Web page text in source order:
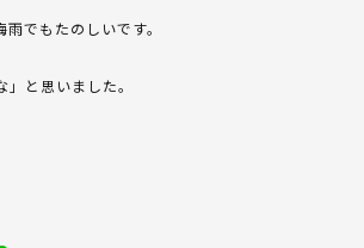
でもたのしいです。
」と思いました。